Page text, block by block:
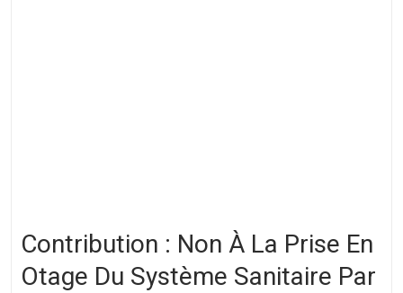
Contribution : Non À La Prise En
Otage Du Système Sanitaire Par